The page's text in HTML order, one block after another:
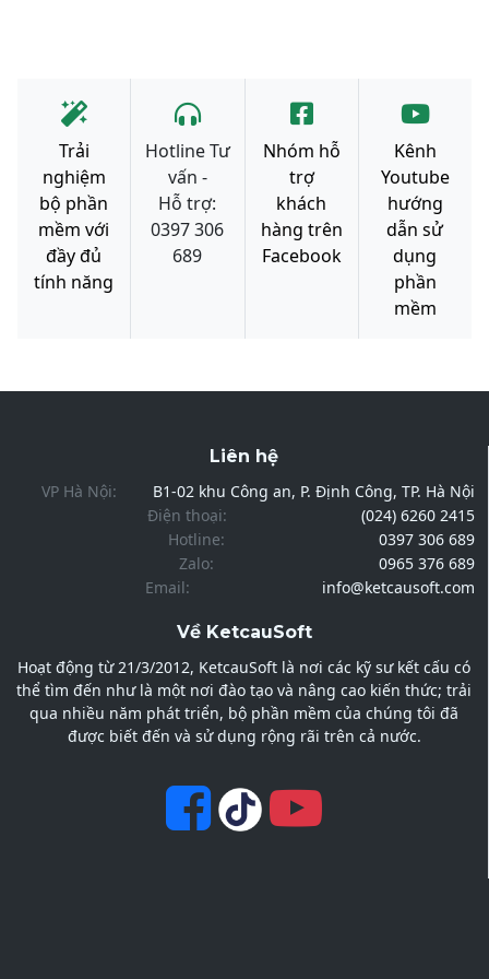
Trải
nghiệm
bộ phần
mềm với
đầy đủ
tính năng
Hotline Tư
vấn -
Hỗ trợ:
0397 306
689
Nhóm hỗ
trợ
khách
hàng trên
Facebook
Kênh
Youtube
hướng
dẫn sử
dụng
phần
mềm
Liên hệ
VP Hà Nội:
B1-02 khu Công an, P. Định Công, TP. Hà Nội
Điện thoại:
(024) 6260 2415
Hotline:
0397 306 689
Zalo:
0965 376 689
Email:
info@ketcausoft.com
Về KetcauSoft
Hoạt động từ 21/3/2012, KetcauSoft là nơi các kỹ sư kết cấu có
thể tìm đến như là một nơi đào tạo và nâng cao kiến thức; trải
qua nhiều năm phát triển, bộ phần mềm của chúng tôi đã
được biết đến và sử dụng rộng rãi trên cả nước.